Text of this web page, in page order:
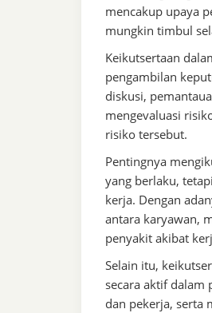
mencakup upaya
mungkin timbul
Keikutsertaan
pengambilan
diskusi,
mengevaluasi
risiko tersebut.
Pentingnya
yang berlaku,
kerja. Dengan
antara karyawan,
penyakit akibat
Selain itu,
secara aktif dalam
dan pekerja, serta